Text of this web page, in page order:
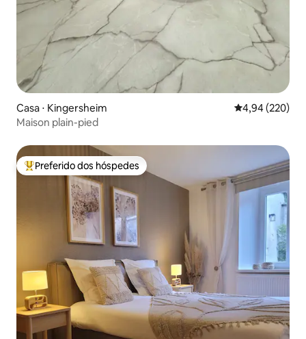
Casa ⋅ Kingersheim 4,94 de uma
4,94 (220)
Maison plain-pied
Entre os melhores preferidos dos hóspedes
Preferido dos hóspedes